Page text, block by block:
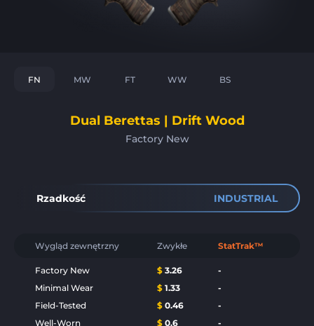
FN MW FT WW BS
Dual Berettas | Drift Wood
Factory New
Rzadkość INDUSTRIAL
Wygląd zewnętrzny Zwykłe StatTrak™
Factory New $ 3.26
-
Minimal Wear
$ 1.33
-
Field-Tested
$ 0.46
-
Well-Worn
$ 0.6
-